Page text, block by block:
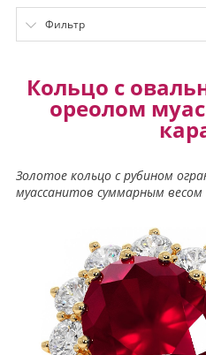
Фильтр
Кольцо с
ореолом
Золотое кольцо с рубином
муассанитов суммарным